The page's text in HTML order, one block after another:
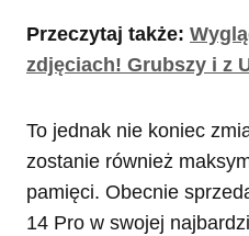
Przeczytaj także:
zdjęciach! Grubszy i z
To jednak nie koniec
zostanie również
pamięci. Obecnie
14 Pro w swojej